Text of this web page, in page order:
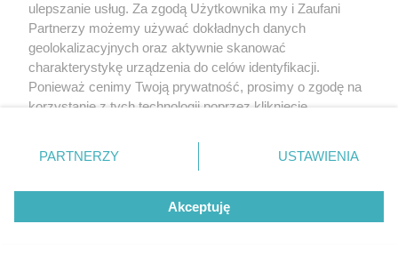
ulepszanie usług. Za zgodą Użytkownika my i Zaufani
Partnerzy możemy używać dokładnych danych
geolokalizacyjnych oraz aktywnie skanować
charakterystykę urządzenia do celów identyfikacji.
Ponieważ cenimy Twoją prywatność, prosimy o zgodę na
korzystanie z tych technologii poprzez kliknięcie
zmienić/wycofać klikając przycisk ustawień prywatności
znajdujący się w lewym dolnym rogu strony
rodzaje przetwarzania danych nie wymagają zgody
użytkownika, ale masz prawo sprzeciwić się takiemu
przetwarzaniu. Preferencje będą miały zastosowanie tylko
PARTNERZY USTAWIENIA
Akceptuję